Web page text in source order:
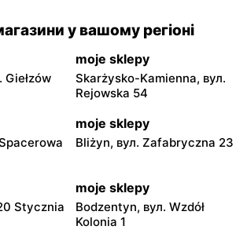
у вашому регіоні
Giełzów
moje sklepy
Skarżysko-Kamienna, вул.
Rejowska 54
moje sklepy
Bliżyn, вул. Zafabryczna 23
Stycznia
moje sklepy
Bodzentyn, вул. Wzdół
Kolonia 1